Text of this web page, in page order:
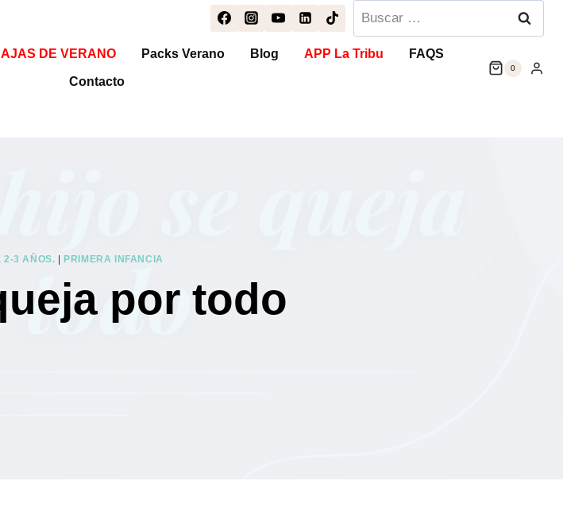
Buscar:
DE VERANO Packs Verano Blog APP La Tribu FAQS
Contacto
0
2-3 AÑOS. PRIMERA INFANCIA
por todo